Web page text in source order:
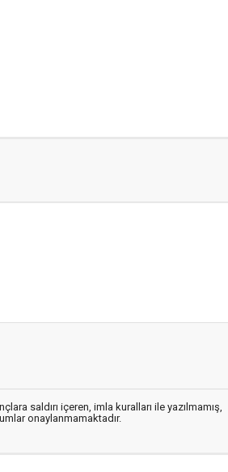
saldırı içeren, imla kuralları ile yazılmamış,
onaylanmamaktadır.